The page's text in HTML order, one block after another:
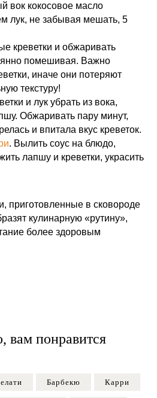
вок кокосовое масло
лук, не забывая мешать, 5
креветки и обжаривать
помешивая. Важно
иначе они потеряют
текстуру!
и лук убрать из вока,
Обжаривать пару минут,
и впитала вкус креветок.
. Вылить соус на блюдо,
лапшу и креветки, украсить
приготовленные в сковороде
кулинарную «рутину»,
более здоровым
вам понравится
Барбекю Карри